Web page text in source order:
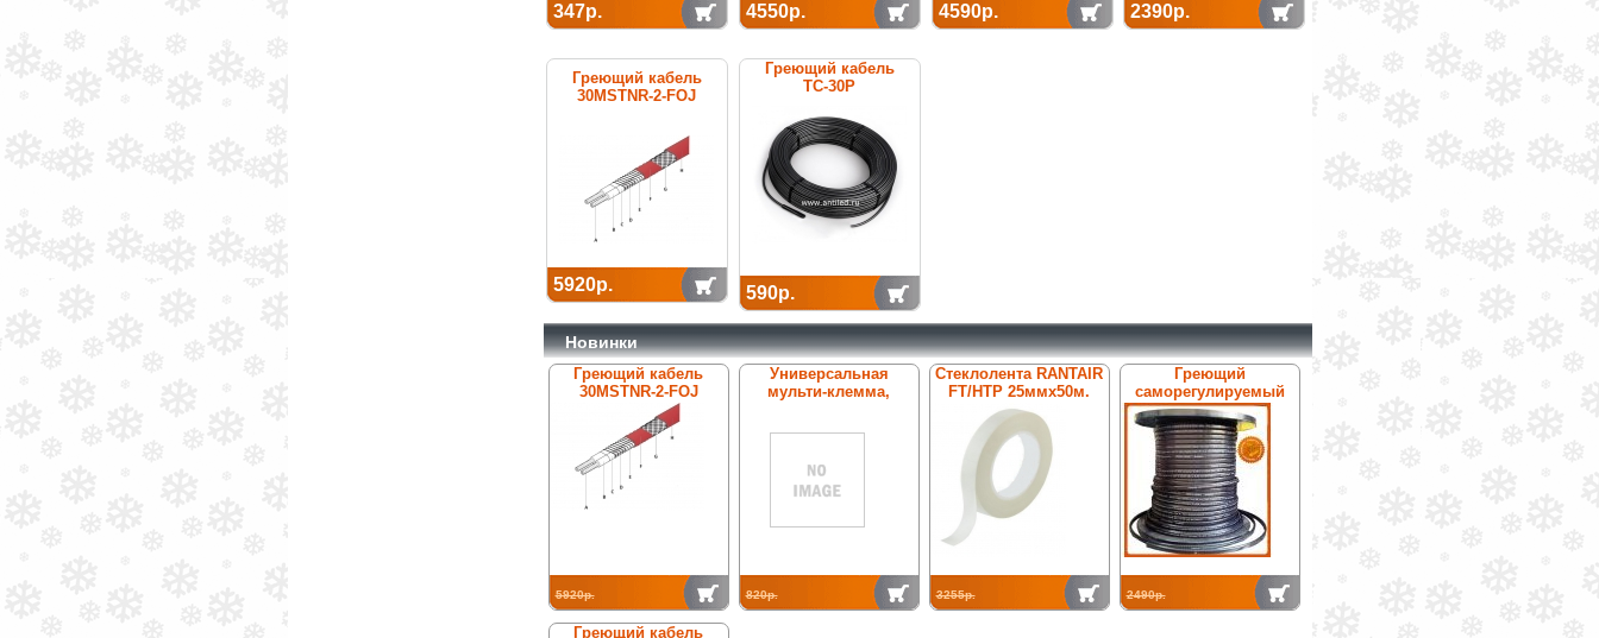
347р. 4550р. 4590р. 2390р.
Греющий кабель
30MSTNR-2-FOJ
5920р.
Греющий кабель
ТС-30Р
590р.
Новинки
Греющий кабель
30MSTNR-2-FOJ
5920р.
Универсальная
мульти-клемма,
820р.
Стеклолента RANTAIR
FT/HTP 25ммх50м.
3255р.
Греющий
саморегулируемый
кабель Антилёд
ТК-31ТФ
2490р.
Греющий кабель